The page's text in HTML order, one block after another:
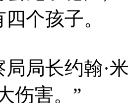
个孩子。
局长约翰·
伤害。”